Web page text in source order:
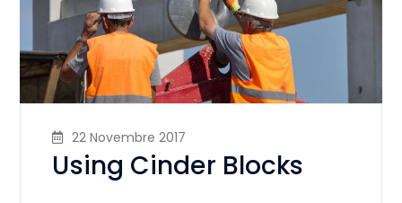
22 Novembre 2017
Using Cinder Blocks